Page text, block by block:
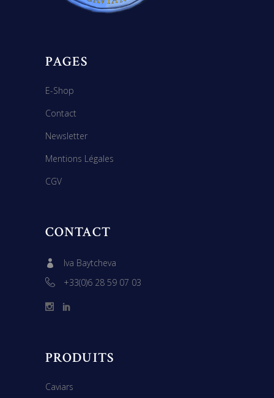
PAGES
E-Shop
Contact
Newsletter
Mentions Légales
CGV
CONTACT
Iva Baytcheva
+33(0)6 28 59 07 03
PRODUITS
Caviars